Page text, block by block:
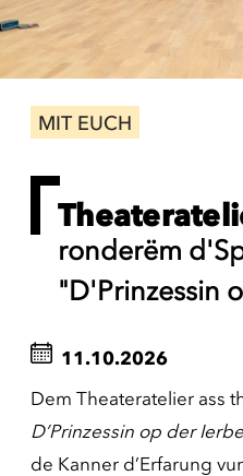
MIT EUCH
ronderëm
"D'Prinzessin
11.10.2026
Dem Theateratelier ass
D’Prinzessin op der
de Kanner d’Erfarung